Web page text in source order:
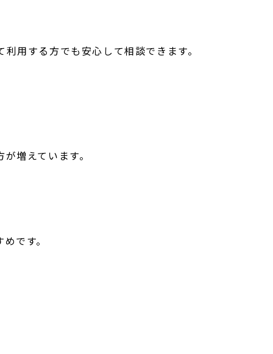
用する方でも安心して相談できます。
増えています。
です。